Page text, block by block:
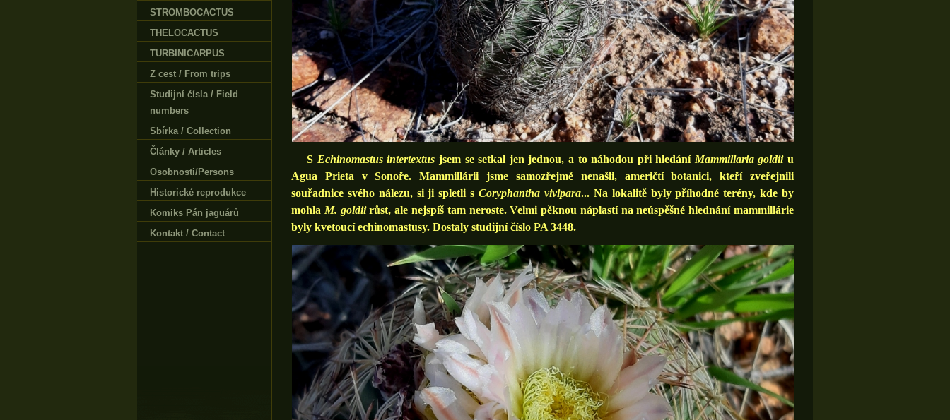
S Echinomastus intertextus jsem se setkal jen jednou, a to náhodou při hledání Mammillaria goldiiu
Agua Prieta v Sonoře. Mammillárii jsme samozřejmě nenašli, američtí botanici, kteří zveřejnili
souřadnice svého nálezu, si ji spletli sCoryphantha vivipara... Na lokalitě byly příhodné terény, kde by
mohla M. goldiirůst, ale nejspíš tam neroste. Velmi pěknou náplastí na neúspěšné hlednání mammillárie
byly kvetoucí echinomastusy. Dostaly studijní číslo PA 3448.
STROMBOCACTUS
THELOCACTUS
TURBINICARPUS
Z cest / From trips
Studijní čísla / Field
numbers
Sbírka / Collection
Články / Articles
Osobnosti/Persons
Historické reprodukce
Komiks Pán jaguárů
Kontakt / Contact